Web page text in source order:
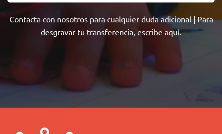
Contacta con nosotrospara cualquier duda adicional | Para
desgravar tu transferencia, escribe aquí.